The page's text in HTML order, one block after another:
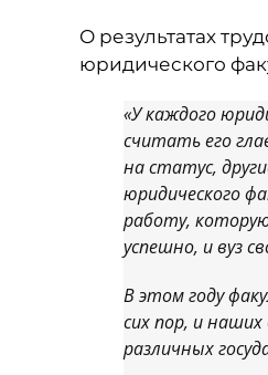
О результатах
юридического
«У каждого
считать его
на статус,
юридического
работу,
успешно, и вуз
В этом году
сих пор, и
различных